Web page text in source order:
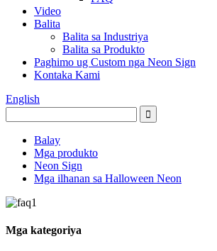
Video
Balita
Balita sa Industriya
Balita sa Produkto
Paghimo ug Custom nga Neon Sign
Kontaka Kami
English
Balay
Mga produkto
Neon Sign
Mga ilhanan sa Halloween Neon
Mga kategoriya